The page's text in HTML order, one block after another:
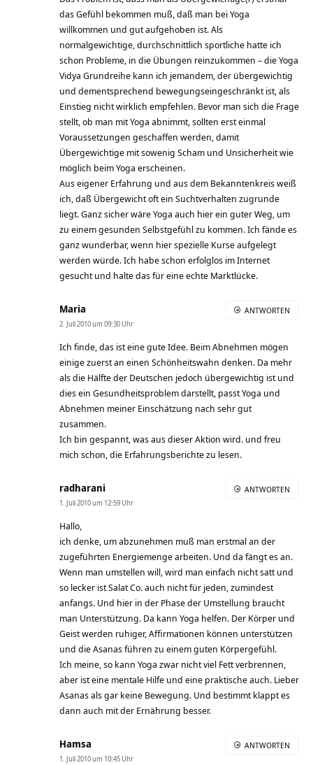
das Gefühl bekommen muß, daß man bei Yoga
willkommen und gut aufgehoben ist. Als
normalgewichtige, durchschnittlich sportliche hatte ich
schon Probleme, in die Übungen reinzukommen – die Yoga
Vidya Grundreihe kann ich jemandem, der übergewichtig
und dementsprechend bewegungseingeschränkt ist, als
Einstieg nicht wirklich empfehlen. Bevor man sich die Frage
stellt, ob man mit Yoga abnimmt, sollten erst einmal
Voraussetzungen geschaffen werden, damit
Übergewichtige mit sowenig Scham und Unsicherheit wie
möglich beim Yoga erscheinen.
Aus eigener Erfahrung und aus dem Bekanntenkreis weiß
ich, daß Übergewicht oft ein Suchtverhalten zugrunde
liegt. Ganz sicher wäre Yoga auch hier ein guter Weg, um
zu einem gesunden Selbstgefühl zu kommen. Ich fände es
ganz wunderbar, wenn hier spezielle Kurse aufgelegt
werden würde. Ich habe schon erfolglos im Internet
gesucht und halte das für eine echte Marktlücke.
Maria
2. Juli 2010 um 09:30 Uhr
Ich finde, das ist eine gute Idee. Beim Abnehmen mögen
einige zuerst an einen Schönheitswahn denken. Da mehr
als die Hälfte der Deutschen jedoch übergewichtig ist und
dies ein Gesundheitsproblem darstellt, passt Yoga und
Abnehmen meiner Einschätzung nach sehr gut
zusammen.
Ich bin gespannt, was aus dieser Aktion wird. und freu
mich schon, die Erfahrungsberichte zu lesen.
ANTWORTEN
radharani
1. Juli 2010 um 12:59 Uhr
Hallo,
ich denke, um abzunehmen muß man erstmal an der
zugeführten Energiemenge arbeiten. Und da fängt es an.
Wenn man umstellen will, wird man einfach nicht satt und
so lecker ist Salat Co. auch nicht für jeden, zumindest
anfangs. Und hier in der Phase der Umstellung braucht
man Unterstützung. Da kann Yoga helfen. Der Körper und
Geist werden ruhiger, Affirmationen können unterstützen
und die Asanas führen zu einem guten Körpergefühl.
Ich meine, so kann Yoga zwar nicht viel Fett verbrennen,
aber ist eine mentale Hilfe und eine praktische auch. Lieber
Asanas als gar keine Bewegung. Und bestimmt klappt es
dann auch mit der Ernährung besser.
ANTWORTEN
Hamsa
1. Juli 2010 um 10:45 Uhr
ANTWORTEN